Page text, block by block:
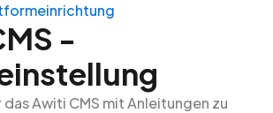
-
Awiti CMS mit Anleitungen zu